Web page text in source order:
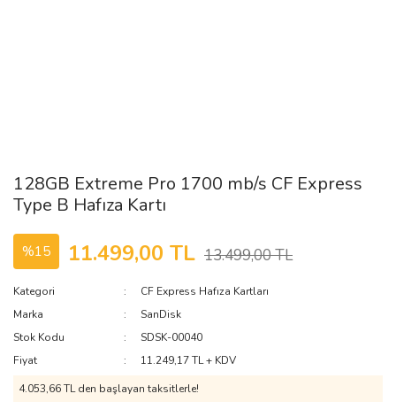
128GB Extreme Pro 1700 mb/s CF Express
Type B Hafıza Kartı
%15 11.499,00 TL 13.499,00 TL
Kategori
CF Express Hafıza Kartları
Marka
SanDisk
Stok Kodu
SDSK-00040
Fiyat
11.249,17 TL + KDV
4.053,66 TL den başlayan taksitlerle!